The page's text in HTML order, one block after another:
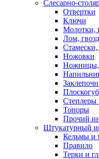
Слесарно-
Отвертки
Ключи
Молотки,
Лом,
Стамески,
Ножовки
Ножницы,
Степлеры
Топоры
Прочий
Штукатурный
Кельмы и
Правило
Терки и